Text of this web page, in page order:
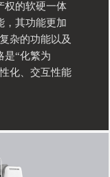
权的软硬一体
，其功能更加
杂的功能以及
是“化繁为
化、交互性能